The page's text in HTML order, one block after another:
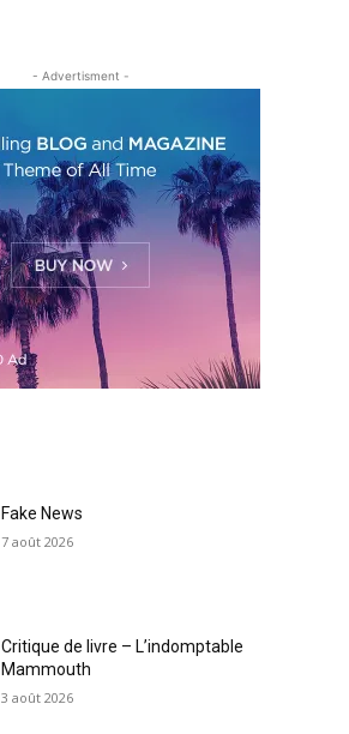
- Advertisment -
Fake News
7 août 2026
Critique de livre – L’indomptable
Mammouth
3 août 2026